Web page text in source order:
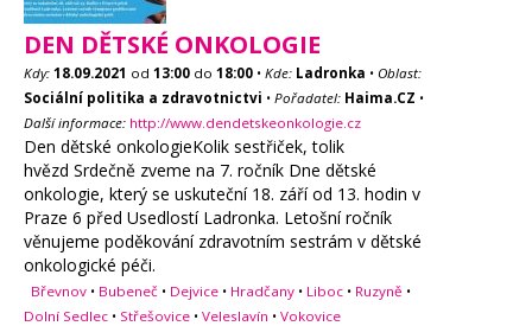
DEN DĚTSKÉ ONKOLOGIE
Kdy: 18.09.2021 od 13:00 do 18:00 • Kde: Ladronka • Oblast:
Sociální politika a zdravotnictvi • Pořadatel: Haima.CZ •
Další informace: http://www.dendetskeonkologie.cz
Den dětské onkologieKolik sestřiček, tolik
hvězd Srdečně zveme na 7. ročník Dne dětské
onkologie, který se uskuteční 18. září od 13. hodin v
Praze 6 před Usedlostí Ladronka. Letošní ročník
věnujeme poděkování zdravotním sestrám v dětské
onkologické péči.
Břevnov • Bubeneč • Dejvice • Hradčany • Liboc • Ruzyně •
Dolní Sedlec • Střešovice • Veleslavín • Vokovice